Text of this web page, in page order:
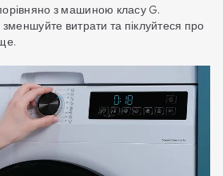
з машиною класу G.
витрати та піклуйтеся про